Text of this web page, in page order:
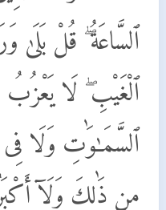
ٱلسَّاعَةُ ۖ قُلْ بَلَىٰ
ٱلْغَيْبِ ۖ لَا يَعْزُبُ
ٱلسَّمَـٰوَٰتِ وَلَا
مِن ذَٰلِكَ وَلَآ